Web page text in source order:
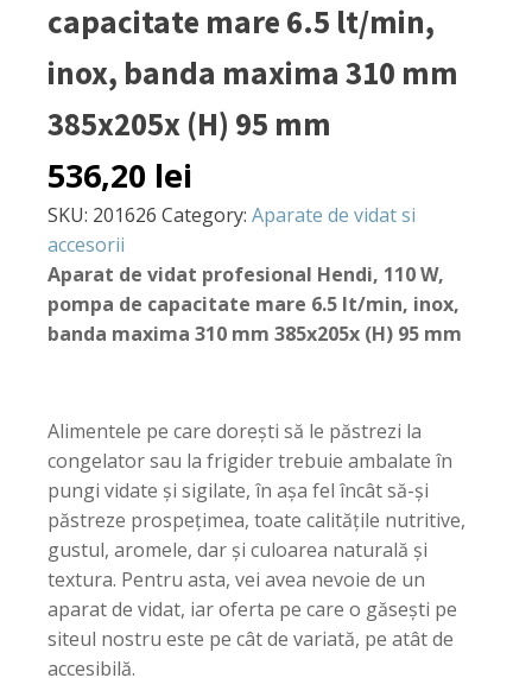
capacitate mare 6.5 lt/min,
inox, banda maxima 310 mm
385x205x (H) 95 mm
536,20 lei
SKU: 201626 Category: Aparate de vidat si
accesorii
Aparat de vidat profesional Hendi, 110 W,
pompa de capacitate mare 6.5 lt/min, inox,
banda maxima 310 mm 385x205x (H) 95 mm
Alimentele pe care dorești să le păstrezi la
congelator sau la frigider trebuie ambalate în
pungi vidate și sigilate, în așa fel încât să-și
păstreze prospețimea, toate calitățile nutritive,
gustul, aromele, dar și culoarea naturală și
textura. Pentru asta, vei avea nevoie de un
aparat de vidat, iar oferta pe care o găsești pe
siteul nostru este pe cât de variată, pe atât de
accesibilă.